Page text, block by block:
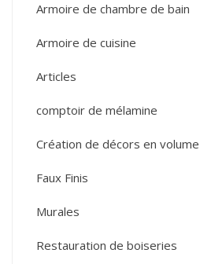
Armoire de chambre de bain
Armoire de cuisine
Articles
comptoir de mélamine
Création de décors en volume
Faux Finis
Murales
Restauration de boiseries